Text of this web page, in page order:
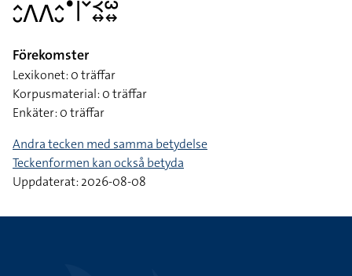
􌤵􌤷􌤣􌤣􌤵􌤷􌤟􌥼􌥧􌥹􌦉􌥱􌦉
Förekomster
Lexikonet: 0 träffar
Korpusmaterial: 0 träffar
Enkäter: 0 träffar
Andra tecken med samma betydelse
Teckenformen kan också betyda
Uppdaterat: 2026-08-08